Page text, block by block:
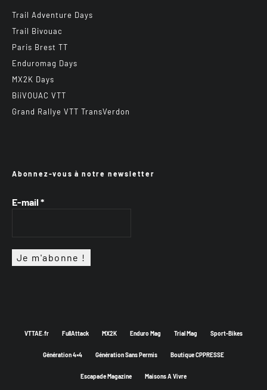
Trail Adventure Days
Trail Bivouac
Paris Brest TT
Enduromag Days
MX2K Days
BiiVOUAC VTT
Grand Rallye VTT TransVerdon
Abonnez-vous à notre newsletter
E-mail *
VTTAE.fr FullAttack MX2K Enduro Mag Trial Mag Sport-Bikes
Génération 4×4 Génération Sans Permis Boutique CPPRESSE
Escapade Magazine Maisons A Vivre